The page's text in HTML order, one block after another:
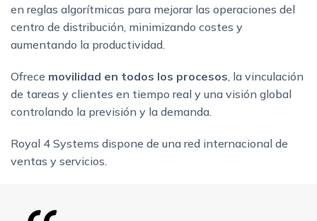
en reglas algorítmicas para mejorar las operaciones del
centro de distribución, minimizando costes y
aumentando la productividad.
Ofrece movilidad en todos los procesos, la vinculación
de tareas y clientes en tiempo real y una visión global
controlando la previsión y la demanda.
Royal 4 Systems dispone de una red internacional de
ventas y servicios.